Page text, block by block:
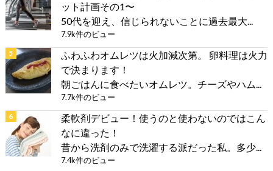
ット計画その1〜
50代を迎え、信じられないことに過去最大...
7.9k件のビュー
ふわふわオムレツは火加減次第。 卵料理は火力
で決まります！
朝ごはんに食べたいオムレツ。チーズやハム...
7.7k件のビュー
柔軟剤デビュー！使うのと使わないのではこん
なに違った！
昔から洗剤のみで洗濯する派だった私。多少...
7.4k件のビュー